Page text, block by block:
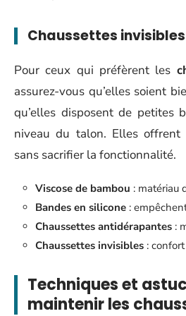
Chaussettes invisibles
Pour ceux qui préfèrent les
assurez-vous qu’elles soient
qu’elles disposent de petites
niveau du talon. Elles offrent
sans sacrifier la fonctionnalité.
Viscose de bambou : matériau
Bandes en silicone :
Chaussettes antidérapantes :
Chaussettes invisibles :
Techniques et
maintenir les